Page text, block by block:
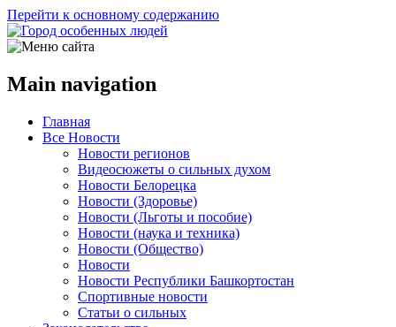
Перейти к основному содержанию
Main navigation
Главная
Все Новости
Новости регионов
Видеосюжеты о сильных духом
Новости Белорецка
Новости (Здоровье)
Новости (Льготы и пособие)
Новости (наука и техника)
Новости (Общество)
Новости
Новости Республики Башкортостан
Спортивные новости
Статьи о сильных